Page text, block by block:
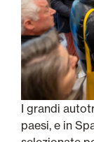
I grandi
paesi, e in